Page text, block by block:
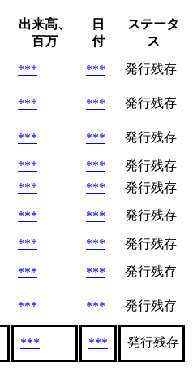
出来高、
百万
日
付
ステータ
ス
*** ***
発行残存
*** ***
発行残存
*** *** 発行残存
*** ***
発行残存
*** ***
発行残存
*** *** 発行残存
*** ***
発行残存
*** ***
発行残存
*** *** 発行残存
*** *** 発行残存